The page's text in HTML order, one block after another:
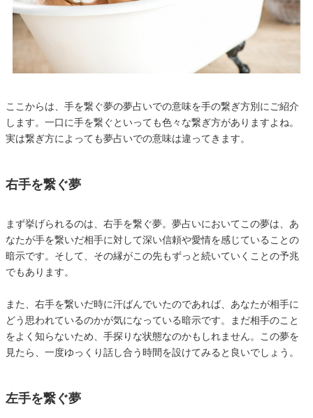
ここからは、手を繋ぐ夢の夢占いでの意味を手の繋ぎ方別にご紹介
します。一口に手を繋ぐといっても色々な繋ぎ方がありますよね。
実は繋ぎ方によっても夢占いでの意味は違ってきます。
右手を繋ぐ夢
まず挙げられるのは、右手を繋ぐ夢。夢占いにおいてこの夢は、あ
なたが手を繋いだ相手に対して深い信頼や愛情を感じていることの
暗示です。そして、その縁がこの先もずっと続いていくことの予兆
でもあります。
また、右手を繋いだ時に汗ばんでいたのであれば、あなたが相手に
どう思われているのかが気になっている暗示です。まだ相手のこと
をよく知らないため、手探りな状態なのかもしれません。この夢を
見たら、一度ゆっくり話し合う時間を設けてみると良いでしょう。
左手を繋ぐ夢